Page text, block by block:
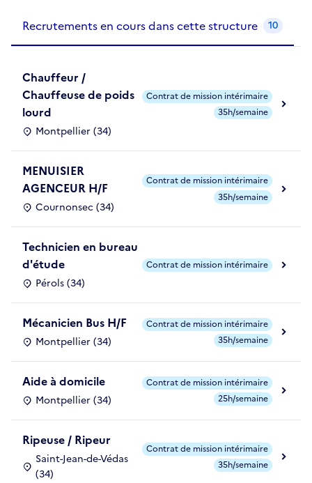
Recrutements en cours dans cette structure 10
Chauffeur /
Chauffeuse de poids
lourd
Montpellier (34)
Contrat de mission intérimaire
35h/semaine
MENUISIER
AGENCEUR H/F
Cournonsec (34)
Contrat de mission intérimaire
35h/semaine
Technicien en bureau
d'étude
Pérols (34)
Contrat de mission intérimaire
Mécanicien Bus H/F
Montpellier (34)
Contrat de mission intérimaire
35h/semaine
Aide à domicile
Montpellier (34)
Contrat de mission intérimaire
25h/semaine
Ripeuse / Ripeur
Saint-Jean-de-Védas
(34)
Contrat de mission intérimaire
35h/semaine